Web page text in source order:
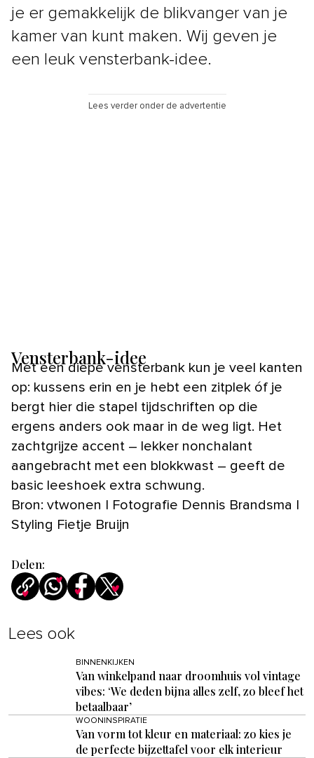
je er gemakkelijk de blikvanger van je
kamer van kunt maken. Wij geven je
een leuk vensterbank-idee.
Lees verder onder de advertentie
Vensterbank-idee
Met een diepe vensterbank kun je veel kanten
op: kussens erin en je hebt een zitplek óf je
bergt hier die stapel tijdschriften op die
ergens anders ook maar in de weg ligt. Het
zachtgrijze accent – lekker nonchalant
aangebracht met een blokkwast – geeft de
basic leeshoek extra schwung.
Bron: vtwonen | Fotografie Dennis Brandsma |
Styling Fietje Bruijn
Delen:
Lees ook
BINNENKIJKEN
Van winkelpand naar droomhuis vol vintage
vibes: ‘We deden bijna alles zelf, zo bleef het
betaalbaar’
WOONINSPIRATIE
Van vorm tot kleur en materiaal: zo kies je
de perfecte bijzettafel voor elk interieur